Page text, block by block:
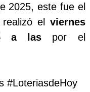
2025, este fue el
el viernes
a las por el
#LoteriasdeHoy